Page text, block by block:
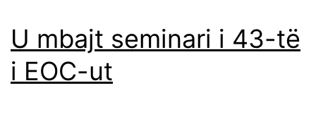
U mbajt seminari i 43-të
i EOC-ut